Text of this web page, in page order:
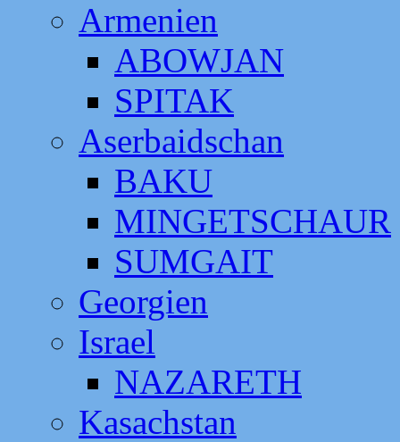
Armenien
ABOWJAN
SPITAK
Aserbaidschan
BAKU
MINGETSCHAUR
SUMGAIT
Georgien
Israel
NAZARETH
Kasachstan